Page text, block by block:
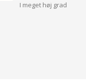
I meget høj grad